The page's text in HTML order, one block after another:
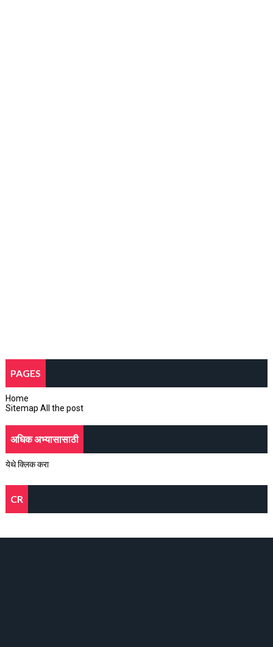
PAGES
Home
Sitemap All the post
अधिक अभ्यासासाठी
येथे क्लिक करा
CR